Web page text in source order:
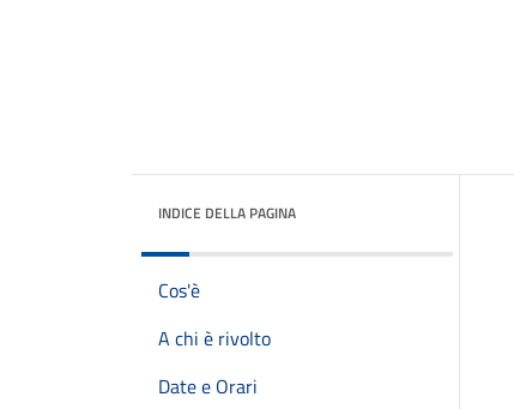
INDICE DELLA PAGINA
Cos'è
A chi è rivolto
Date e Orari